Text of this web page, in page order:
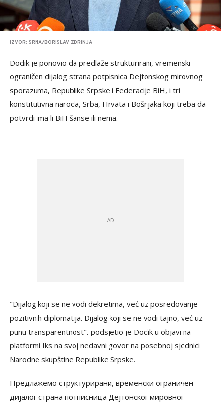
IZVOR: SRNA/BORISLAV ZDRINJA
Dodik je ponovio da predlaže strukturirani, vremenski
ograničen dijalog strana potpisnica Dejtonskog mirovnog
sporazuma, Republike Srpske i Federacije BiH, i tri
konstitutivna naroda, Srba, Hrvata i Bošnjaka koji treba da
potvrdi ima li BiH šanse ili nema.
"Dijalog koji se ne vodi dekretima, već uz posredovanje
pozitivnih diplomatija. Dijalog koji se ne vodi tajno, već uz
punu transparentnost", podsjetio je Dodik u objavi na
platformi Iks na svoj nedavni govor na posebnoj sjednici
Narodne skupštine Republike Srpske.
Предлажемо структурирани, временски ограничен
дијалог страна потписница Дејтонског мировног